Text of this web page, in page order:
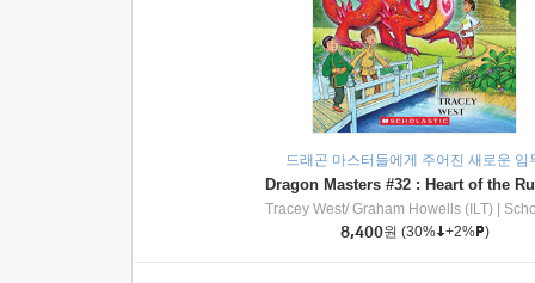
드래곤 마스터들에게 주어진 새로운 임
Tracey West/ Graham Howells (ILT)
8,400원 (30% +2% )